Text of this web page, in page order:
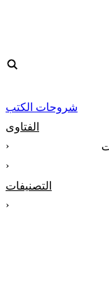
شروحات الكتب
الفتاوى
‹
‹
التصنيفات
‹